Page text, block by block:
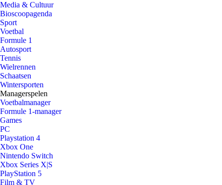
Media & Cultuur
Bioscoopagenda
Sport
Voetbal
Formule 1
Autosport
Tennis
Wielrennen
Schaatsen
Wintersporten
Managerspelen
Voetbalmanager
Formule 1-manager
Games
PC
Playstation 4
Xbox One
Nintendo Switch
Xbox Series X|S
PlayStation 5
Film & TV